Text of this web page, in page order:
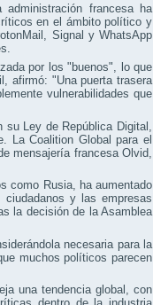
francesa ha
en el ámbito político y
Signal y WhatsApp
por los "buenos", lo que
afirmó: "Una puerta trasera
vulnerabilidades que
Ley de República Digital,
La Coalition Global para el
mensajería francesa Olvid,
como Rusia, ha aumentado
y las empresas
la decisión de la Asamblea
necesaria para la
muchos políticos parecen
una tendencia global, con